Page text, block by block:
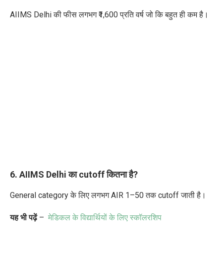
AIIMS Delhi की फीस लगभग ₹1,600 प्रति वर्षजो कि बहुत ही कम है ।
6. AIIMS Delhi का cutoff कितना है?
General category के लिए लगभग AIR 1–50 तक cutoff जाती है।
यह भी पढ़ें– मेडिकल के विद्यार्थियों के लिए स्कॉलरशिप